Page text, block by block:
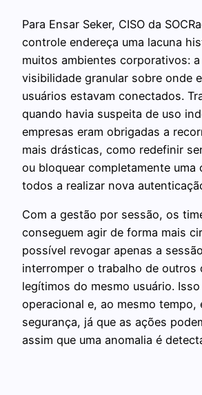
Para Ensar Seker, CISO da
controle endereça uma lacuna
muitos ambientes corporativos:
visibilidade granular sobre onde
usuários estavam conectados.
quando havia suspeita de uso
empresas eram obrigadas a
mais drásticas, como redefinir
ou bloquear completamente
todos a realizar nova
Com a gestão por sessão, os
conseguem agir de forma mais
possível revogar apenas a
interromper o trabalho de outros
legítimos do mesmo usuário.
operacional e, ao mesmo tempo,
segurança, já que as ações
assim que uma anomalia é